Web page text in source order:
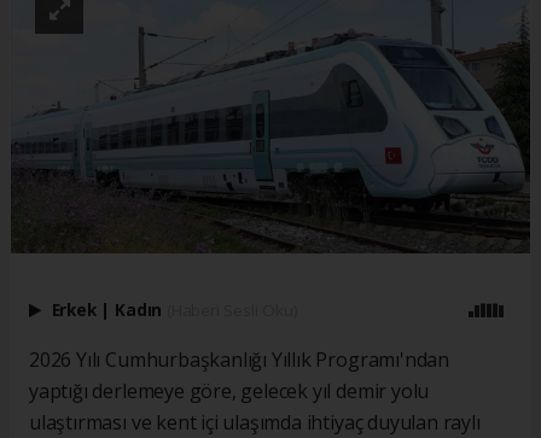
Erkek | Kadın
2026 Yılı Cumhurbaşkanlığı Yıllık Programı'ndan
yaptığı derlemeye göre, gelecek yıl demir yolu
ulaştırması ve kent içi ulaşımda ihtiyaç duyulan raylı